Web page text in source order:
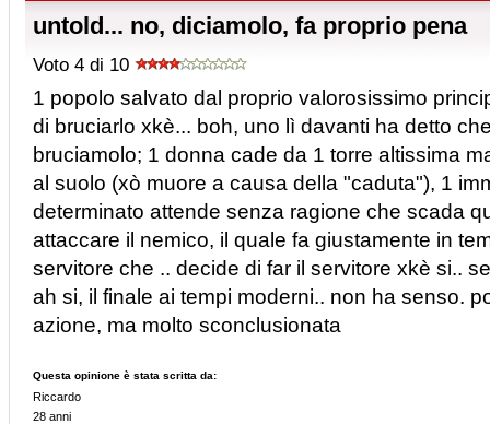
untold... no, diciamolo, fa proprio pena
Voto 4 di 10
1 popolo salvato dal proprio valorosissimo
di bruciarlo xkè... boh, uno lì davanti ha detto
bruciamolo; 1 donna cade da 1 torre altissima
al suolo (xò muore a causa della "caduta"), 1
determinato attende senza ragione che scada
attaccare il nemico, il quale fa giustamente in
servitore che .. decide di far il servitore xkè si..
ah si, il finale ai tempi moderni.. non ha senso.
azione, ma molto sconclusionata
Questa opinione è stata scritta da:
Riccardo
28 anni